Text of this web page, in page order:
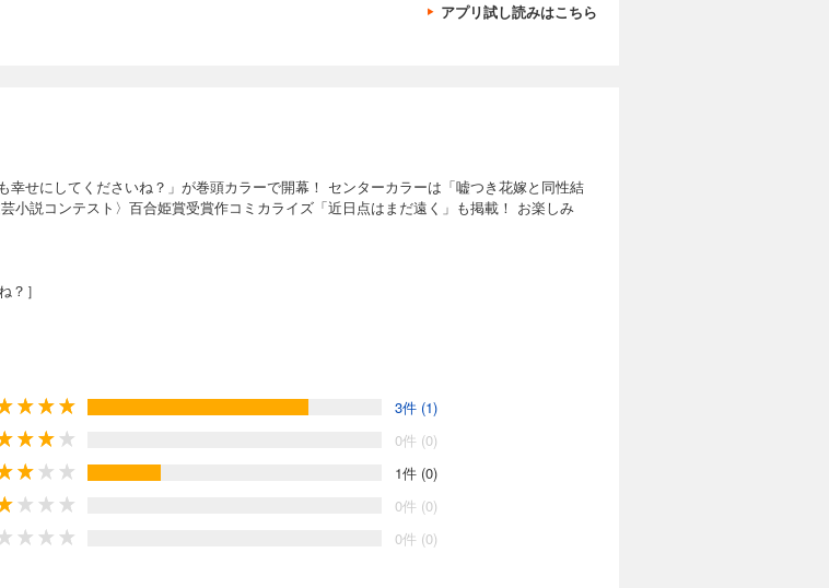
アプリ試し読みはこちら
せにしてくださいね？」が巻頭カラーで開幕！ センターカラーは「嘘つき花嫁と同性結
小説コンテスト〉百合姫賞受賞作コミカライズ「近日点はまだ遠く」も掲載！ お楽しみ
？］
画：青乃下 原作：いのり。 キャラクターデザイン原案：花ヶ田［私の推しは悪役令嬢。］
一緒に］／くわばらたもつ［ぜんぶ壊して地獄で愛して］／こるせ［伽藍の姫 -がらんのひ
に天使が舞い降りた！］／焼肉定食［アンドロイドは経験人数に入りますか？？］
のきみ、理系のあなた］／第5回百合文芸小説コンテスト コミック百合姫賞受賞作コミカ
ック大賞結果発表
贈りたい］／ムロマキ［ドイツのBL女子が百合に出会って女王と呼ばれるようになった
せろ！百合妄想！］
3件 (1)
0件 (0)
1件 (0)
0件 (0)
0件 (0)